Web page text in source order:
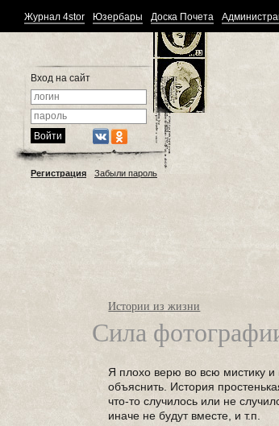
Журнал 4stor Юзербары Доска Почета
Вход на сайт
Регистрация Забыли пароль
Истории из жизни
Сила
Я плохо верю во всю мистику и
объяснить. История
что-то случилось или не
иначе не будут вместе, и т.п.